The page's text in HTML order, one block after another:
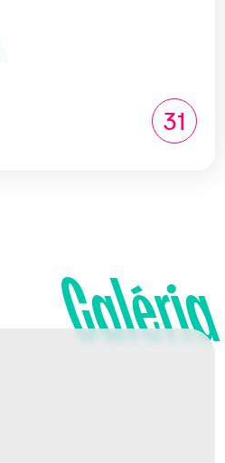
31
Galéria